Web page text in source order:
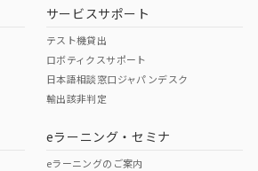
品の規格認証/適合状況ページへ
らのページからご検索ください
サービスサポート
テスト機貸出
ロボティクスサポート
日本語相談窓口ジャパンデスク
輸出該非判定
eラーニング・セミナ
eラーニングのご案内